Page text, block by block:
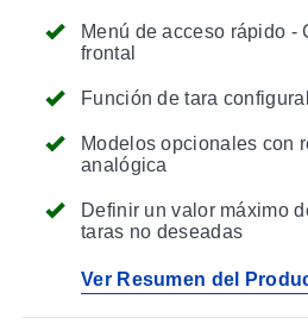
Menú de acceso rápido -
frontal
Función de tara
Modelos opcionales con
analógica
Definir un valor máximo
taras no deseadas
Ver Resumen del